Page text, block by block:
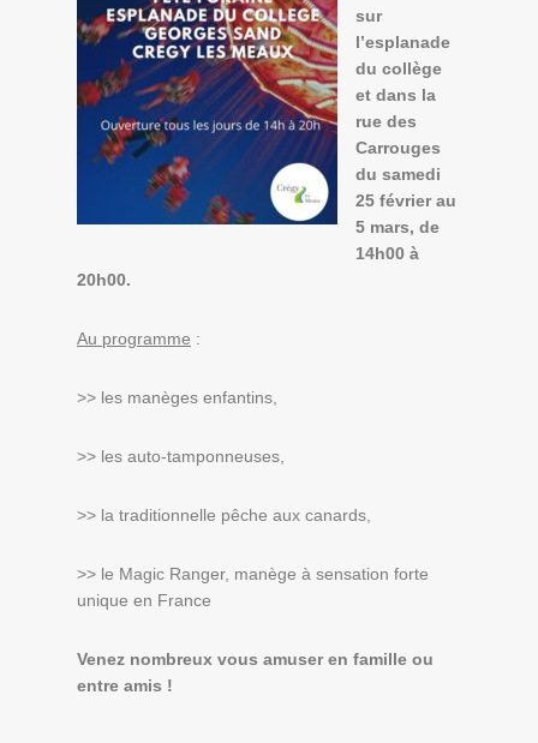
sur
l’esplanade
du collège
et dans la
rue des
Carrouges
du samedi
25 février au
5 mars, de
14h00 à
20h00.
Au programme :
>> les manèges enfantins,
>> les auto-tamponneuses,
>> la traditionnelle pêche aux canards,
>> le Magic Ranger, manège à sensation forte
unique en France
Venez nombreux vous amuser en famille ou
entre amis !